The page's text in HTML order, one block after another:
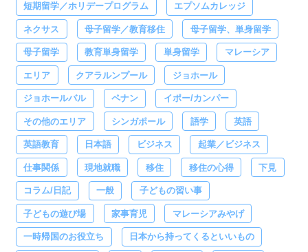
短期留学／ホリデープログラム エプソムカレッジ
ネクサス 母子留学／教育移住 母子留学、単身留学
母子留学 教育単身留学 単身留学 マレーシア
エリア クアラルンプール ジョホール
ジョホールバル ペナン イポー/カンパー
その他のエリア シンガポール 語学 英語
英語教育 日本語 ビジネス 起業／ビジネス
仕事関係 現地就職 移住 移住の心得 下見
コラム/日記 一般 子どもの習い事
子どもの遊び場 家事育児 マレーシアみやげ
一時帰国のお役立ち 日本から持ってくるといいもの